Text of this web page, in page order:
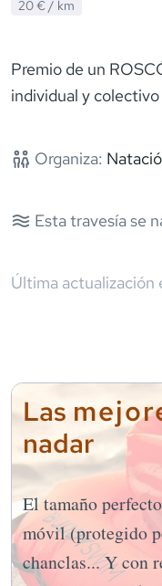
20 € / km
Premio de un
individual y
Organiza:
Esta travesía se
Última actualización
Las
nadar
El tamaño
móvil (protegido
chanclas... Y con